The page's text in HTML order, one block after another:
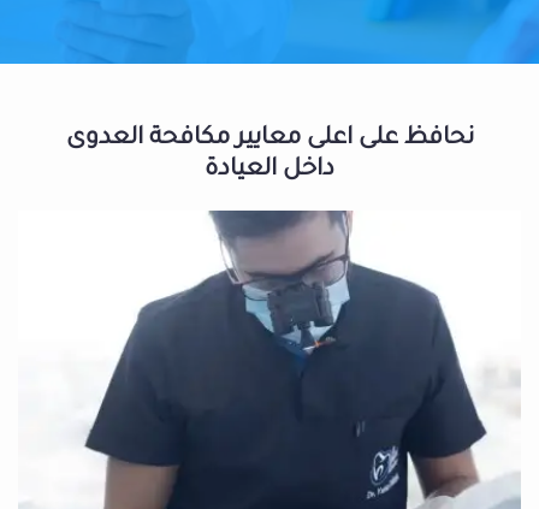
نحافظ على اعلى معايير مكافحة العدوى
داخل العيادة